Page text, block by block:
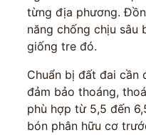
từng địa phương.
năng chống chịu sâu
giống tre đó.
Chuẩn bị đất đai cần
đảm bảo thoáng,
phù hợp từ 5,5 đến
bón phân hữu cơ